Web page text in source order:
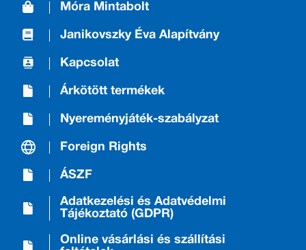
Móra Mintabolt
Janikovszky Éva Alapítvány
Kapcsolat
Árkötött termékek
Nyereményjáték-szabályzat
Foreign Rights
ÁSZF
Adatkezelési és Adatvédelmi
Tájékoztató (GDPR)
Online vásárlási és szállítási